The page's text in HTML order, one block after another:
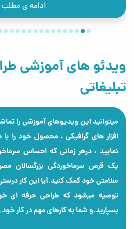
ابعاد بروشور
حجم محتوای متنی
آماده‌سازی چاپ
تحویل فوری
به‌صورت کلی هزینه برای این موارد
طراحی بروشور ساده
طراحی بروشور شرکتی
طراحی بروشور نمایشگاهی
طراحی بروشور فوری
طراحی بروشور اختصاصی برند
برای دریافت قیمت دقیق
تماس بگیرید یا سفارش خود را آنلاین
طراحی بروشور برای
چاپ دیجیتال؟
ادامه ی مطلب
ویدئو های آموزشی
تبلیغاتی
میتوانید این ویدیوهای آموزشی را
افزار های گرافیکی ، محصول خود را
نمایید ، درهر زمانی که احساس
یک قرص سرماخوردگی بزرگسالان
سلامتی خود کمک کنید.آیا این کار
توصیه میشود که طراحی حرفه ای
بسپارید.و شما به کارهای مهم در کار